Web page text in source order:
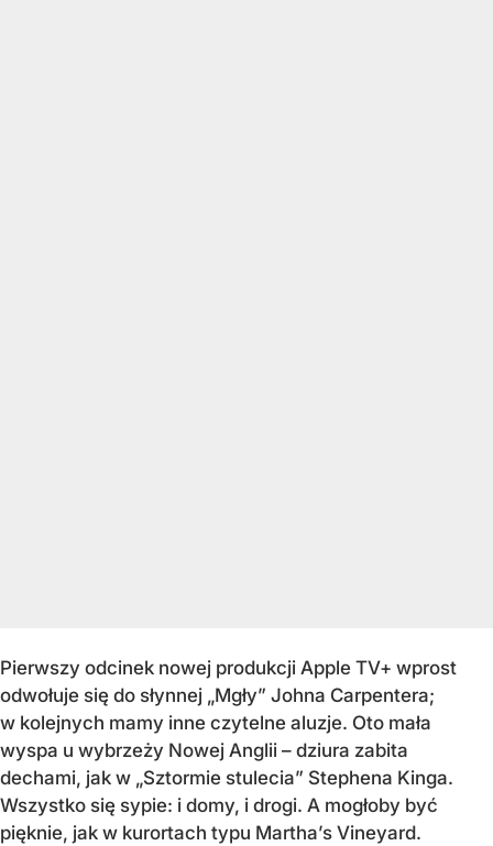
Pierwszy odcinek nowej produkcji Apple TV+ wprost
odwołuje się do słynnej „Mgły” Johna Carpentera;
w kolejnych mamy inne czytelne aluzje. Oto mała
wyspa u wybrzeży Nowej Anglii – dziura zabita
dechami, jak w „Sztormie stulecia” Stephena Kinga.
Wszystko się sypie: i domy, i drogi. A mogłoby być
pięknie, jak w kurortach typu Martha’s Vineyard.